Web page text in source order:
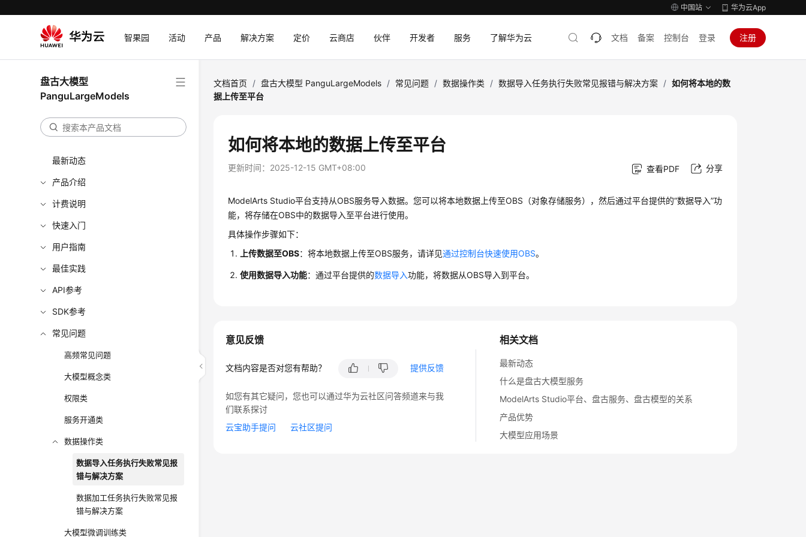
中国站 华为云App
智果园 活动 产品 解决方案 定价 云商店 伙伴 开发者 服务 了解华为云 文档 备案 控制台 登录 注册
盘古大模型
PanguLargeModels
最新动态
产品介绍
计费说明
快速入门
用户指南
最佳实践
API参考
SDK参考
常见问题
高频常见问题
大模型概念类
权限类
服务开通类
数据操作类
数据导入任务执行失败常见报
错与解决方案
数据加工任务执行失败常见报
错与解决方案
大模型微调训练类
文档首页 / 盘古大模型 PanguLargeModels / 常见问题 / 数据操作类 / 数据导入任务执行失败常见报错与解决方案 / 如何将本地的数
据上传至平台
如何将本地的数据上传至平台
更新时间： 2025-12-15 GMT+08:00 查看PDF 分享
ModelArts Studio平台支持从OBS服务导入数据。您可以将本地数据上传至OBS（对象存储服务），然后通过平台提供的“数据导入”功
能，将存储在OBS中的数据导入至平台进行使用。
具体操作步骤如下：
上传数据至OBS：将本地数据上传至OBS服务，请详见通过控制台快速使用OBS。
使用数据导入功能：通过平台提供的数据导入功能，将数据从OBS导入到平台。
相关文档
最新动态
什么是盘古大模型服务
ModelArts Studio平台、盘古服务、盘古模型的关系
产品优势
大模型应用场景
意见反馈
文档内容是否对您有帮助？ 提供反馈
如您有其它疑问，您也可以通过华为云社区问答频道来与我
们联系探讨
云宝助手提问
云社区提问